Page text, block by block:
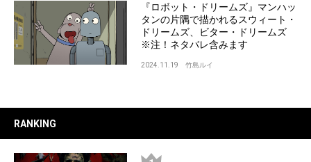
『ロボット・ドリームズ』マンハッ
タンの片隅で描かれるスウィート・
ドリームズ、ビター・ドリームズ
※注！ネタバレ含みます
2024.11.19 竹島ルイ
RANKING